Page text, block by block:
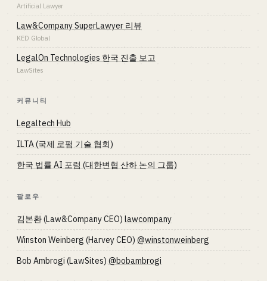
Artificial Lawyer
Law&Company SuperLawyer 리뷰
KED Global
LegalOn Technologies 한국 진출 보고
LawSites
커뮤니티
Legaltech Hub
ILTA (국제 로펌 기술 협회)
한국 법률 AI 포럼 (대한변협 산하 논의 그룹)
팔로우
김본환 (Law&Company CEO) lawcompany
Winston Weinberg (Harvey CEO) @winstonweinberg
Bob Ambrogi (LawSites) @bobambrogi